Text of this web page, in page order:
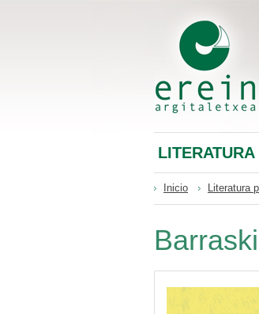
LITERATURA
Inicio Literatura